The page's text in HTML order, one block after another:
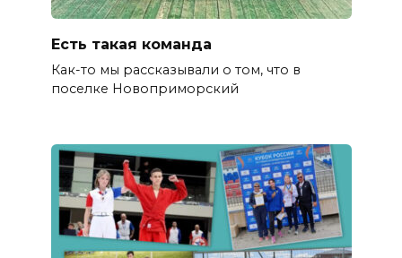
Есть такая команда
Как-то мы рассказывали о том, что в
поселке Новоприморский